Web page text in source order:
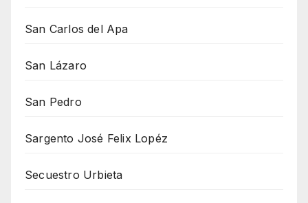
San Carlos del Apa
San Lázaro
San Pedro
Sargento José Felix Lopéz
Secuestro Urbieta